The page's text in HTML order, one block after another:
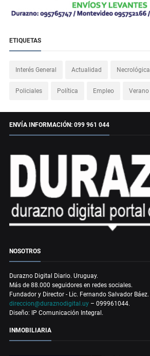
ETIQUETAS
Interés General Actualidad
Policiales Política Empleo Verano
ENVÍA INFORMACIÓN: 099 961 044
NOSOTROS
Durazno Digital Diario. Uruguay.
Más de 88.000 seguidores en redes sociales.
Fundador y Director - Lic. Fernando Salvador
direccion@duraznodigital.uy – 099961044.
Diseño: IP Comunicación Integral.
INMOBILIARIA